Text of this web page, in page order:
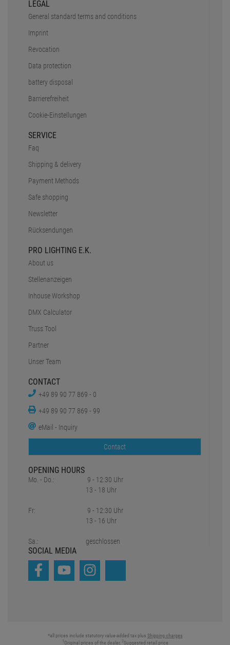
LEGAL
General standard terms and conditions
Imprint
Revocation
Data protection
battery disposal
Barrierefreiheit
Cookie-Einstellungen
SERVICE
Faq
Shipping & delivery
Payment Methods
Safe shopping
Newsletter
Rücksendungen
PRO LIGHTING E.K.
About us
Stellenanzeigen
Inhouse Workshop
DMX Calculator
Truss Tool
Partner
Unser Team
CONTACT
+49 89 90 77 869 - 0
+49 89 90 77 869 - 99
eMail - Inquiry
Contact
OPENING HOURS
Mo. - Do.:
Fr:
Sa.:
9 - 12:30 Uhr
13 - 18 Uhr
9 - 12:30 Uhr
13 - 16 Uhr
geschlossen
SOCIAL MEDIA
*all prices include statutory value-added tax plus Shipping charges
Original prices of the dealer, 2 Suggested retail price